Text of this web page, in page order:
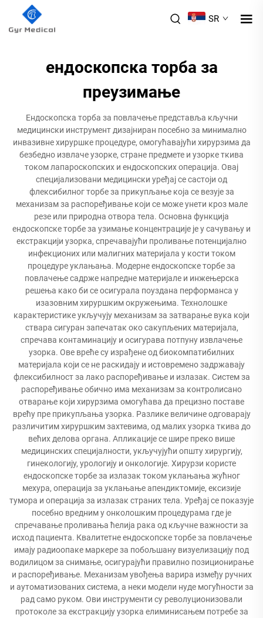
SR
ендоскопска торба за
преузимање
Ендоскопска торба за повлачење представља кључни
медицински инструмент дизајниран посебно за минимално
инвазивне хируршке процедуре, омогућавајући хирурзима да
безбедно извлаче узорке, стране предмете и узорке ткива
током лапароскопских и ендоскопских операција. Овај
специјализовани медицински уређај се састоји од
флексибилног торбе за прикупљање која се везује за
механизам за распоређивање који се може унети кроз мале
резе или природна отвора тела. Основна функција
ендоскопске торбе за узимање концентрације је у сачувању и
екстракцији узорка, спречавајући проливање потенцијално
инфекционих или малигних материјала у кости током
процедуре уклањања. Модерне ендоскопске торбе за
повлачење садрже напредне материјале и инжењерска
решења како би се осигурала поуздана перформанса у
изазовним хируршким окружењима. Технолошке
карактеристике укључују механизам за затварање вука који
ствара сигуран запечатак око сакупљених материјала,
спречава контаминацију и осигурава потпуну извлачење
узорка. Ове вреће су израђене од биокомпатибилних
материјала који се не раскидају и истовремено задржавају
флексибилност за лако распоређивање и излазак. Систем за
распоређивање обично има механизам за контролисано
отварање који хирурзима омогућава да прецизно поставе
врећу пре прикупљања узорка. Разлике величине одговарају
различитим хируршким захтевима, од малих узорка ткива до
већих делова органа. Апликације се шире преко више
медицинских специјалности, укључујући општу хирургију,
гинекологију, урологију и онкологије. Хирурзи користе
ендоскопске торбе за излазак током уклањања жућног
мехура, операција за уклањање апендиктомије, ексизије
тумора и операција за излазак страних тела. Уређај се показује
посебно вредним у онколошким процедурама где је
спречавање проливања ћелија рака од кључне важности за
исход пациента. Квалитетне ендоскопске торбе за повлачење
имају радиоопаке маркере за побољшану визуелизацију под
водилицом за снимање, осигурајући правилно позиционирање
и распоређивање. Механизам увођења варира између ручних
и аутоматизованих система, а неки модели нуде могућности за
рад само руком. Ови инструменти су револуционизовали
протоколе за екстракцију узорка елиминисањем потребе за